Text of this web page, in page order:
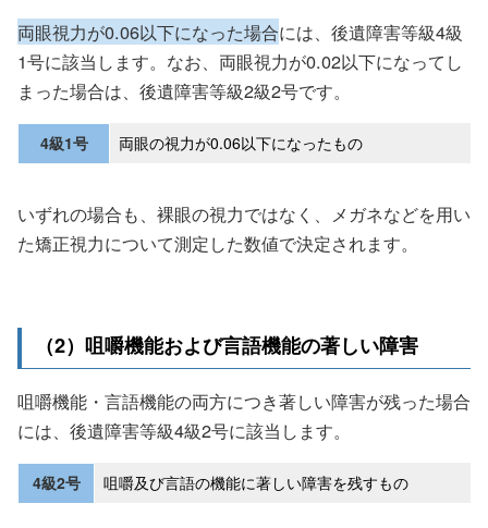
両眼視力が0.06以下になった場合には、後遺障害等級4級
1号に該当します。なお、両眼視力が0.02以下になってし
まった場合は、後遺障害等級2級2号です。
4級1号 両眼の視力が0.06以下になったもの
いずれの場合も、裸眼の視力ではなく、メガネなどを用い
た矯正視力について測定した数値で決定されます。
（2）咀嚼機能および言語機能の著しい障害
咀嚼機能・言語機能の両方につき著しい障害が残った場合
には、後遺障害等級4級2号に該当します。
4級2号 咀嚼及び言語の機能に著しい障害を残すもの